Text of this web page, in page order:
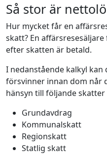
Så stor är
Hur mycket får en
skatt? En
efter skatten är betald.
I nedanstående kalkyl kan
försvinner innan dom når
hänsyn till följande skatter
Grundavdrag
Kommunalskatt
Regionskatt
Statlig skatt